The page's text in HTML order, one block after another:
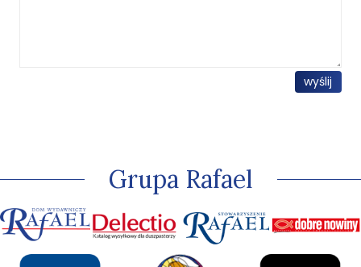
wyślij
Grupa Rafael